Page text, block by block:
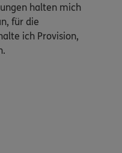
halten mich
für die
ich Provision,